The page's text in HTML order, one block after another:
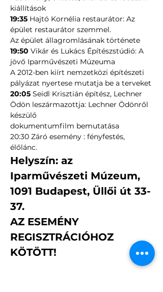
kiállítások
19:35 Hajtó Kornélia restaurátor: Az
épület restaurátor szemmel.
Az épület állagromlásának története
19:50 Vikár és Lukács Építészstúdió: A
jövő Iparművészeti Múzeuma
A 2012-ben kiírt nemzetközi építészeti
pályázat nyertese mutatja be a terveket
20:05 Seidl Krisztián építész, Lechner
Ödön leszármazottja: Lechner Ödönről
készülő
dokumentumfilm bemutatása
20:30 Záró esemény : fényfestés,
élőlánc.
Helyszín: az
Iparművészeti Múzeum,
1091 Budapest, Üllői út 33-
37.
AZ ESEMÉNY
REGISZTRÁCIÓHOZ
KÖTÖTT!